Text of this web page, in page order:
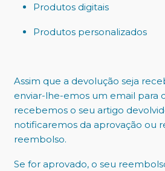
Produtos digitais
Produtos personalizados
Assim que a devolução seja
enviar-lhe-emos um email para
recebemos o seu artigo
notificaremos da aprovação ou
reembolso.
Se for aprovado, o seu